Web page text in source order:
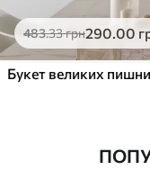
483.33грн290.00